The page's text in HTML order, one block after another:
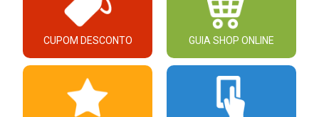
CUPOM DESCONTO GUIA SHOP ONLINE